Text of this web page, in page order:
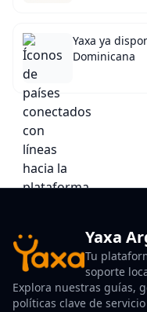
Yaxa ya
Dominicana
Yaxa
Tu
soporte
Explora nuestras guías,
políticas clave de